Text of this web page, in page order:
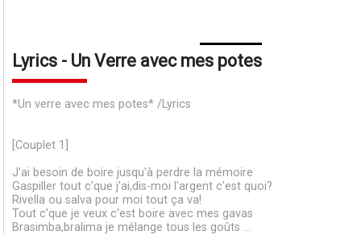
Lyrics - Un Verre avec mes potes
*Un verre avec mes potes* /Lyrics
[Couplet 1]
J'ai besoin de boire jusqu'à perdre la mémoire
Gaspiller tout c'que j'ai,dis-moi l'argent c'est quoi?
Rivella ou salva pour moi tout ça va!
Tout c'que je veux c'est boire avec mes gavas
Brasimba,bralima je mélange tous les goûts ...